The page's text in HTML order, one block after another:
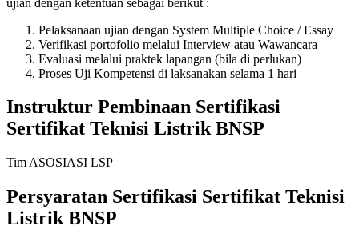
Pelaksanaan ujian dengan System Multiple Choice / Essay
Verifikasi portofolio melalui Interview atau Wawancara
Evaluasi melalui praktek lapangan (bila di perlukan)
Proses Uji Kompetensi di laksanakan selama 1 hari
Instruktur Pembinaan Sertifikasi
Sertifikat Teknisi Listrik BNSP
Tim ASOSIASI LSP
Persyaratan Sertifikasi Sertifikat Teknisi
Listrik BNSP